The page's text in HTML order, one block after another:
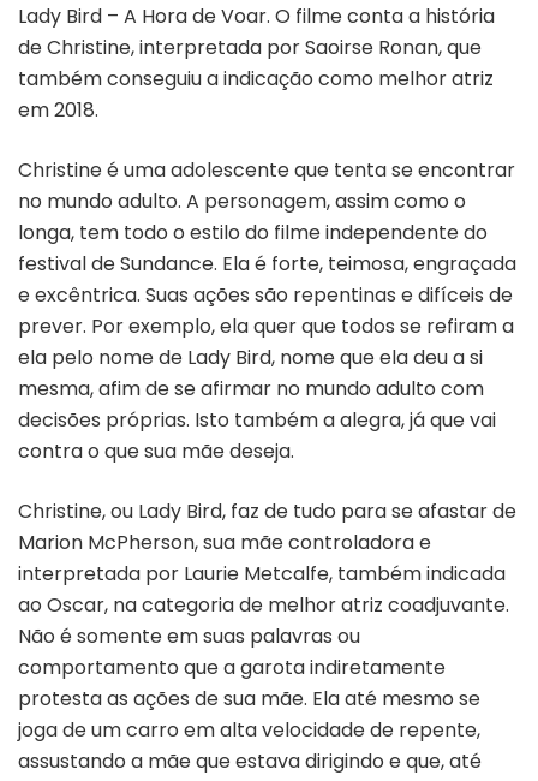
Lady Bird – A Hora de Voar. O filme conta a história
de Christine, interpretada por Saoirse Ronan, que
também conseguiu a indicação como melhor atriz
em 2018.
Christine é uma adolescente que tenta se encontrar
no mundo adulto. A personagem, assim como o
longa, tem todo o estilo do filme independente do
festival de Sundance. Ela é forte, teimosa, engraçada
e excêntrica. Suas ações são repentinas e difíceis de
prever. Por exemplo, ela quer que todos se refiram a
ela pelo nome de Lady Bird, nome que ela deu a si
mesma, afim de se afirmar no mundo adulto com
decisões próprias. Isto também a alegra, já que vai
contra o que sua mãe deseja.
Christine, ou Lady Bird, faz de tudo para se afastar de
Marion McPherson, sua mãe controladora e
interpretada por Laurie Metcalfe, também indicada
ao Oscar, na categoria de melhor atriz coadjuvante.
Não é somente em suas palavras ou
comportamento que a garota indiretamente
protesta as ações de sua mãe. Ela até mesmo se
joga de um carro em alta velocidade de repente,
assustando a mãe que estava dirigindo e que, até